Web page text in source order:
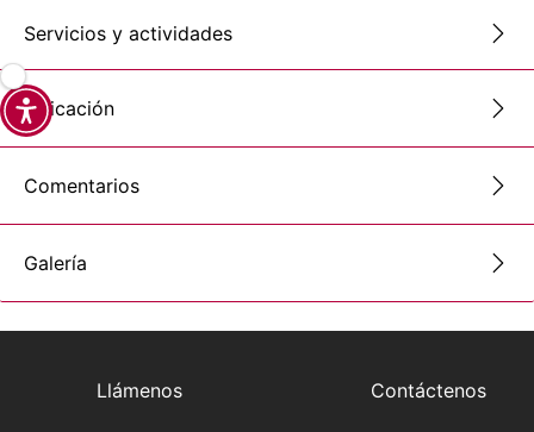
Servicios y actividades
Ubicación
Comentarios
Galería
Llámenos Contáctenos